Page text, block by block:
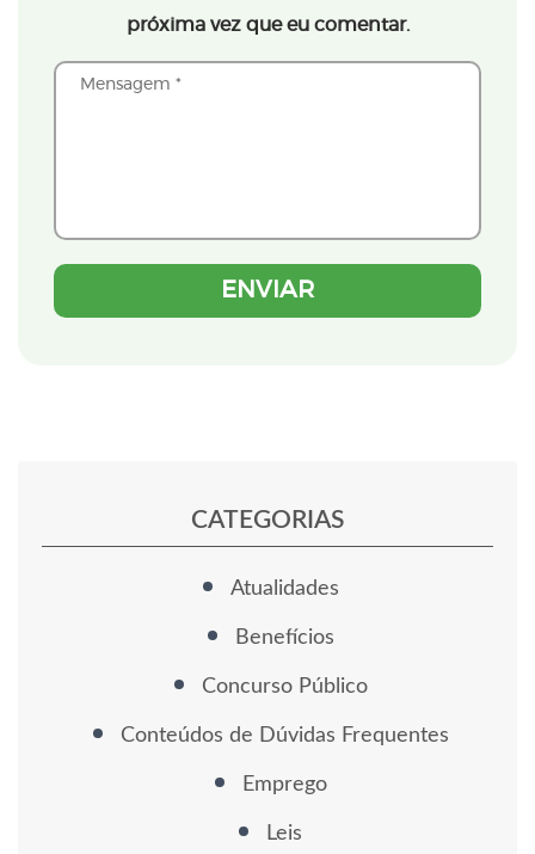
próxima vez que eu comentar.
CATEGORIAS
Atualidades
Benefícios
Concurso Público
Conteúdos de Dúvidas Frequentes
Emprego
Leis